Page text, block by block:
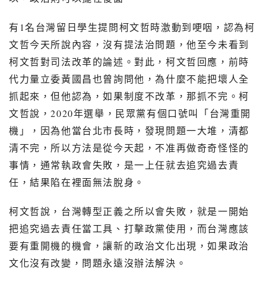
有 1名台灣留日學生提問柯文哲時激動到哽咽，認為柯
文哲今天所說內容，沒有提法治問題，他至今未看到
柯文哲對司法改革的論述。對此，柯文哲回應，前時
代力量立委黃國昌也曾詢問他，為什麼不能把壞人全
抓起來，但他認為，如果制度不改革，那抓不完。柯
文哲說，2020年選舉，民眾黨有個口號叫「台灣重開
機」，因為他當台北市長時，發現問題一大堆，清都
清不完，所以方法是從今天起，不准再做奇奇怪怪的
事情，通常執政會失敗，是一上任就去追究過去責
任，結果陷在裡面無法脫身。
柯文哲說，台灣轉型正義之所以會失敗，就是一開始
把追究過去責任當工具、打擊政黨使用，而台灣應該
要有重開機的機會，讓新的政治文化出現，如果政治
文化沒有改變，問題永遠沒辦法解決。